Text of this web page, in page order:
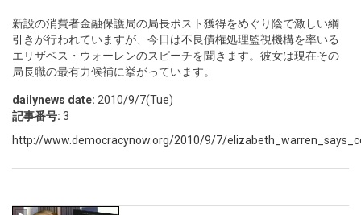
新設の消費者金融保護局の局長ポスト獲得をめぐり陰で激しい綱
引きが行われていますが、今日は不良債権処理監視機構を率いる
エリザベス・ウォーレンのスピーチを聞きます。彼女は現在その
局長職の最有力候補に挙がっています。
dailynews date: 2010/9/7(Tue)
記事番号: 3
http://www.democracynow.org/2010/9/7/